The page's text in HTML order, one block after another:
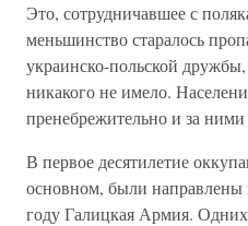
Это, сотрудничавшее с
меньшинство старалось
украинско-польской
никакого не имело.
пренебрежительно и за
В первое десятилетие
основном, были направлены
году Галицкая Армия.